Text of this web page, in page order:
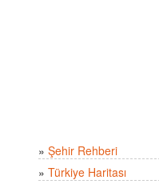
» Şehir Rehberi
» Türkiye Haritası